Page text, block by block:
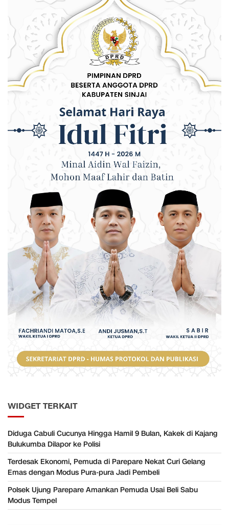
WIDGET TERKAIT
Diduga Cabuli Cucunya Hingga Hamil 9 Bulan, Kakek di Kajang
Bulukumba Dilapor ke Polisi
Terdesak Ekonomi, Pemuda di Parepare Nekat Curi Gelang
Emas dengan Modus Pura-pura Jadi Pembeli
Polsek Ujung Parepare Amankan Pemuda Usai Beli Sabu
Modus Tempel